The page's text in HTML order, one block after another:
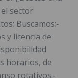
sector
Buscamos:-
y licencia de
horarios, de
rotativos.-